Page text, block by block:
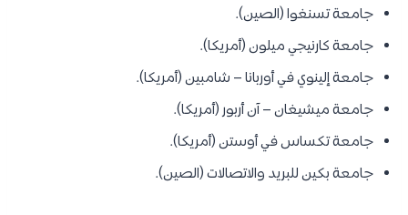
جامعة تسنغوا (الصين).
جامعة كارنيجي ميلون (أمريكا).
جامعة إلينوي في أوربانا – شامبين (أمريكا).
جامعة ميشيغان – آن أربور (أمريكا).
جامعة تكساس في أوستن (أمريكا).
جامعة بكين للبريد والاتصالات (الصين).